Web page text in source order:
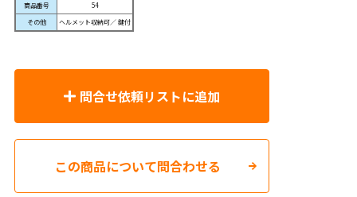
商品番号
54
その他
ヘルメット収納可／ 鍵付
問合せ依頼リストに追加
この商品について問合わせる